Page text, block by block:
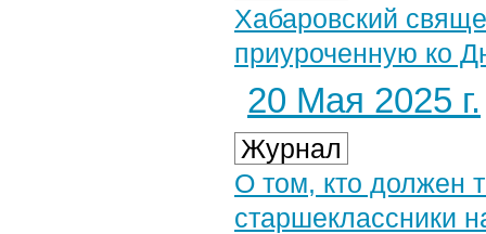
Хабаровский
приуроченную ко
20 Мая 2025 г.
Журнал
О том, кто должен
старшеклассники